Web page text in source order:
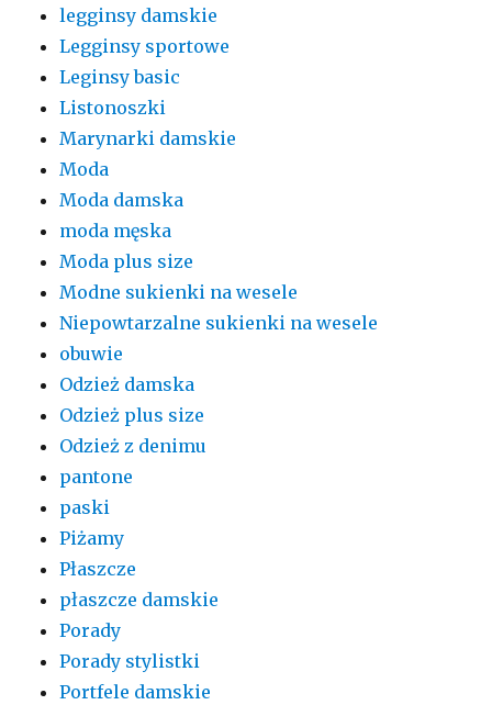
legginsy damskie
Legginsy sportowe
Leginsy basic
Listonoszki
Marynarki damskie
Moda
Moda damska
moda męska
Moda plus size
Modne sukienki na wesele
Niepowtarzalne sukienki na wesele
obuwie
Odzież damska
Odzież plus size
Odzież z denimu
pantone
paski
Piżamy
Płaszcze
płaszcze damskie
Porady
Porady stylistki
Portfele damskie